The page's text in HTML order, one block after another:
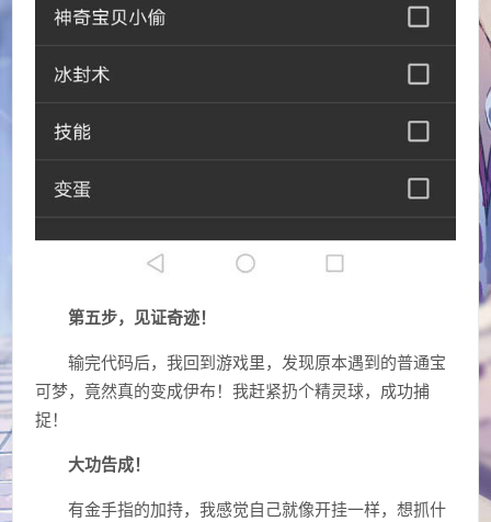
第五步，见证奇迹！
输完代码后，我回到游戏里，发现原本遇到的普通宝
可梦，竟然真的变成伊布！我赶紧扔个精灵球，成功捕
捉！
大功告成！
有金手指的加持，我感觉自己就像开挂一样，想抓什